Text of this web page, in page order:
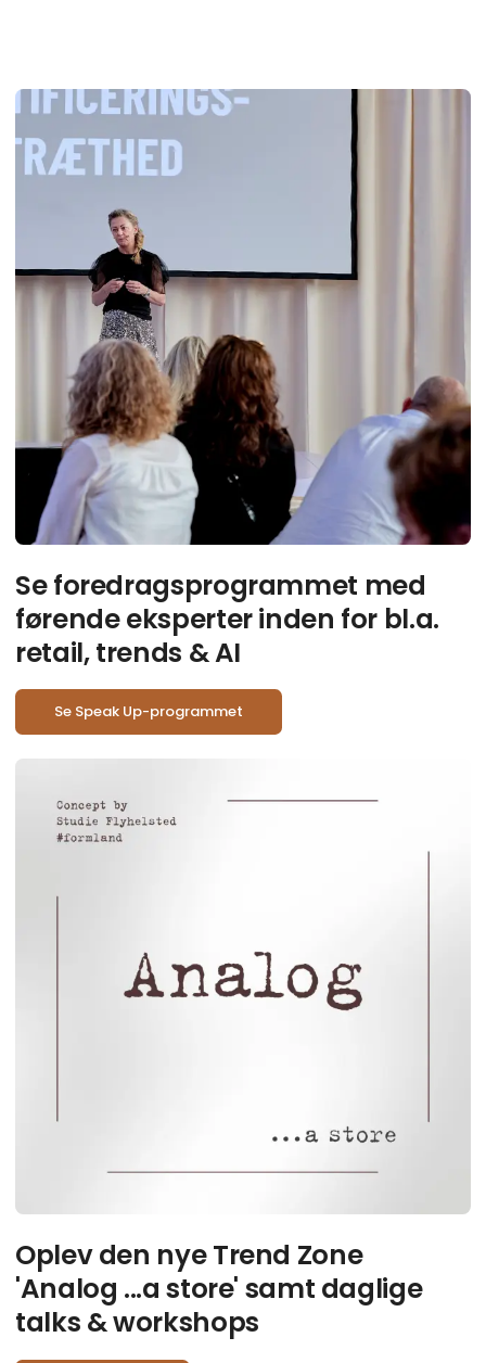
Se foredragsprogrammet med
førende eksperter inden for bl.a.
retail, trends & AI
Se Speak Up-programmet
Oplev den nye Trend Zone
'Analog ...a store' samt daglige
talks & workshops